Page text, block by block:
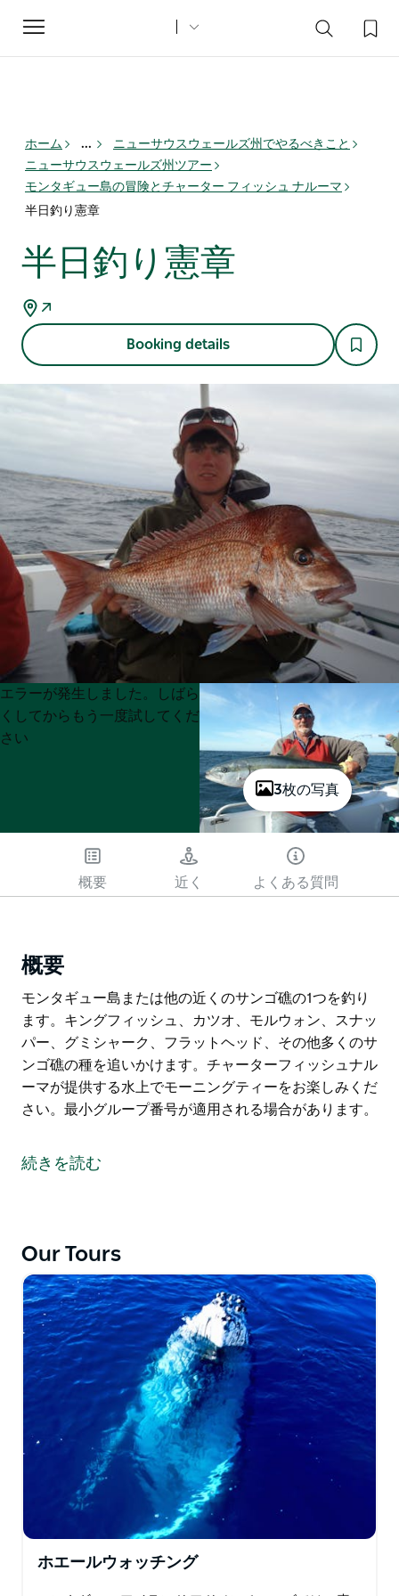
Toggle
navigation
ホーム ...
ニューサウスウェールズ州でやるべきこと
ニューサウスウェールズ州ツアー
モンタギュー島の冒険とチャーター フィッシュ ナルーマ
半日釣り憲章
半日釣り憲章
Booking details
3枚の写真
Product
List
Product
List
エラーが発生しました。しばら
くしてからもう一度試してくだ
さい
概要 近く よくある質問
概要
モンタギュー島または他の近くのサンゴ礁の1つを釣り
ます。キングフィッシュ、カツオ、モルウォン、スナッ
パー、グミシャーク、フラットヘッド、その他多くのサ
ンゴ礁の種を追いかけます。チャーターフィッシュナル
ーマが提供する水上でモーニングティーをお楽しみくだ
さい。最小グループ番号が適用される場合があります。
ます。キングフィッシュ、カツオ、モルウォン、スナッ
パー、グミシャーク、フラットヘッド、その他多くのサ
さい。最小グループ番号が適用される場合があります。
続きを読む
Our Tours
ホエールウォッチング